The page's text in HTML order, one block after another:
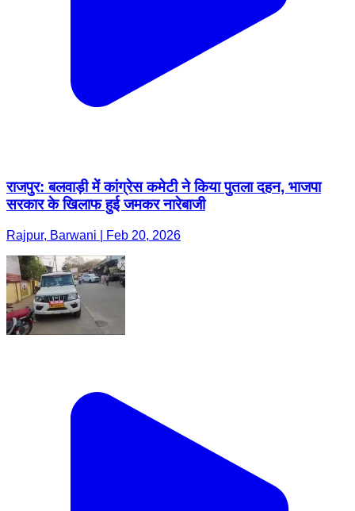
राजपुर: बलवाड़ी में कांग्रेस कमेटी ने किया पुतला दहन, भाजपा
सरकार के खिलाफ हुई जमकर नारेबाजी
Rajpur, Barwani | Feb 20, 2026